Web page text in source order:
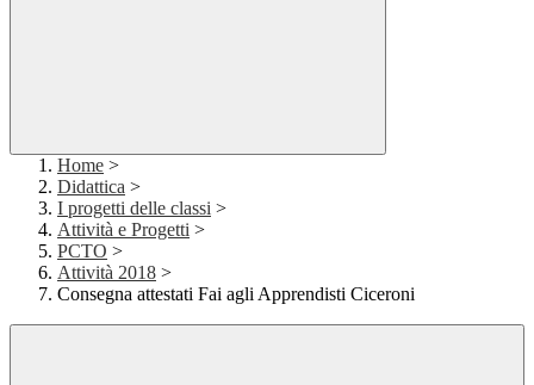
Home >
Didattica >
I progetti delle classi >
Attività e Progetti >
PCTO >
Attività 2018 >
Consegna attestati Fai agli Apprendisti Ciceroni